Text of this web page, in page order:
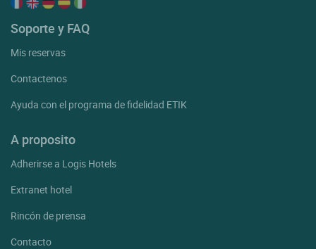
Soporte y FAQ
Mis reservas
Contactenos
Ayuda con el programa de fidelidad ETIK
A proposito
Adherirse a Logis Hotels
Extranet hotel
Rincón de prensa
Contacto